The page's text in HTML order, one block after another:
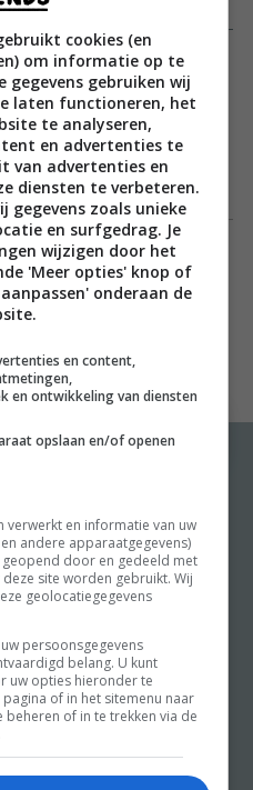
huishoudens uit één
koken minstens een
zichzelf. Maar wat is
twee en koken voor
om voor jezelf te
dan die om voor twee te
en sneller een optie.
en bladzijde na
jezelf koken, betekent
een innovatief
eindeloos veel toastjes
uitje op? Het kan
Le Blanc, ervaren
voor één. Met deze
dagen na elkaar
zijn overschotten geen
het begin van een
zeker voor die
veel van hebt (ja,
meer
Shop
Food & Travel
Kooktips
Win
cookies (en
om informatie op te
gegevens gebruiken wij
laten functioneren, het
te analyseren,
en advertenties te
van advertenties en
diensten te verbeteren.
gegevens zoals unieke
en surfgedrag. Je
wijzigen door het
'Meer opties' knop of
onderaan de
en content,
en ontwikkeling van diensten
opslaan en/of openen
verwerkt en informatie van uw
andere apparaatgegevens)
door en gedeeld met
site worden gebruikt. Wij
geolocatiegegevens
persoonsgegevens
belang. U kunt
uw opties hieronder te
of in het sitemenu naar
of in te trekken via de